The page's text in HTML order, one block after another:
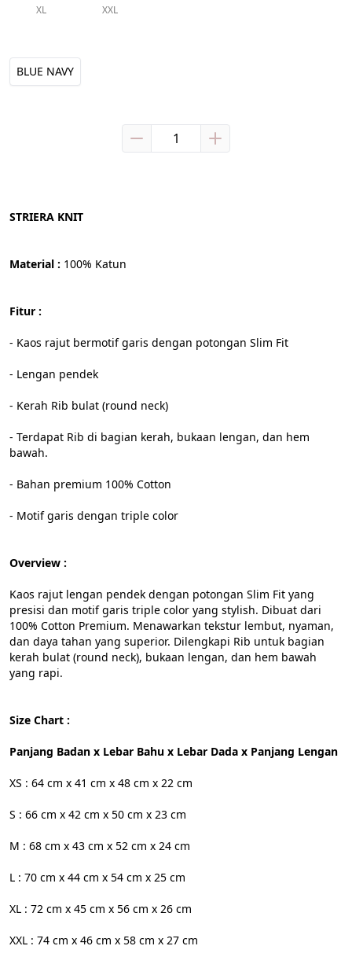
XL XXL
BLUE NAVY
STRIERA KNIT
Material : 100% Katun
Fitur :
- Kaos rajut bermotif garis dengan potongan Slim Fit
- Lengan pendek
- Kerah Rib bulat (round neck)
- Terdapat Rib di bagian kerah, bukaan lengan, dan hem
bawah.
- Bahan premium 100% Cotton
- Motif garis dengan triple color
Overview :
Kaos rajut lengan pendek dengan potongan Slim Fit yang
presisi dan motif garis triple color yang stylish. Dibuat dari
100% Cotton Premium. Menawarkan tekstur lembut, nyaman,
dan daya tahan yang superior. Dilengkapi Rib untuk bagian
kerah bulat (round neck), bukaan lengan, dan hem bawah
yang rapi.
Size Chart :
Panjang Badan x Lebar Bahu x Lebar Dada x Panjang Lengan
XS : 64 cm x 41 cm x 48 cm x 22 cm
S : 66 cm x 42 cm x 50 cm x 23 cm
M : 68 cm x 43 cm x 52 cm x 24 cm
L : 70 cm x 44 cm x 54 cm x 25 cm
XL : 72 cm x 45 cm x 56 cm x 26 cm
XXL : 74 cm x 46 cm x 58 cm x 27 cm